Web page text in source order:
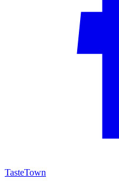
TasteTown